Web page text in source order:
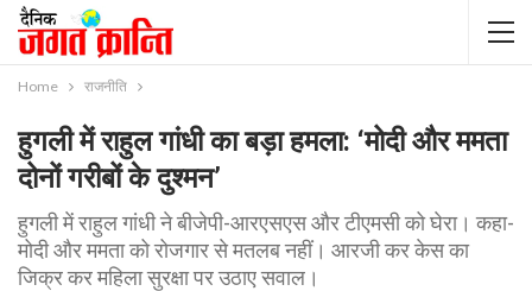
Home राजनीति
हुगली में राहुल गांधी का बड़ा हमला: ‘मोदी और ममता
दोनों गरीबों के दुश्मन’
हुगली में राहुल गांधी ने बीजेपी-आरएसएस और टीएमसी को घेरा। कहा-
मोदी और ममता को रोजगार से मतलब नहीं। आरजी कर केस का
जिक्र कर महिला सुरक्षा पर उठाए सवाल।